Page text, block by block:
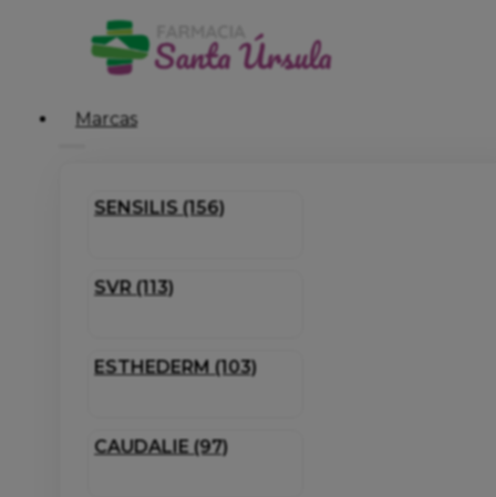
Marcas
SENSILIS (156)
SVR (113)
ESTHEDERM (103)
CAUDALIE (97)